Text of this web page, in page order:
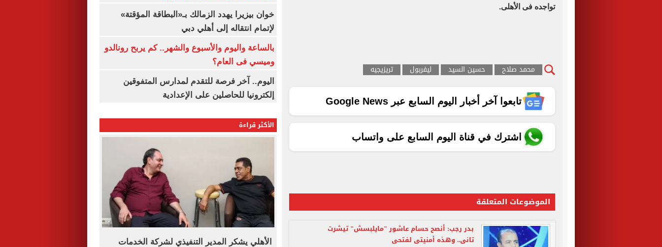
تواجده فى الأهلى.
محمد صلاح حسين السيد ليفربول تريزيجيه
تابعوا آخر أخبار اليوم السابع عبر Google News
اشترك في قناة اليوم السابع على واتساب
الموضوعات المتعلقة
بدر رجب: أنصح حسام عاشور "مايلبسش" تيشرت
تانى.. وهذه أمنيتى لفتحى
خوان بيزيرا يهدد الزمالك بـ«البطاقة المؤقتة»
لإتمام انتقاله إلى أهلي دبي
بالساعة واليوم والأسبوع والشهر.. كم يربح رونالدو
وميسي فى العام؟
اليوم.. آخر فرصة للتقدم لمدارس المتفوقين
إلكترونيا للحاصلين على الإعدادية
الأكثر قراءة
الأهلي يشكر المدير التنفيذي لشركة الخدمات